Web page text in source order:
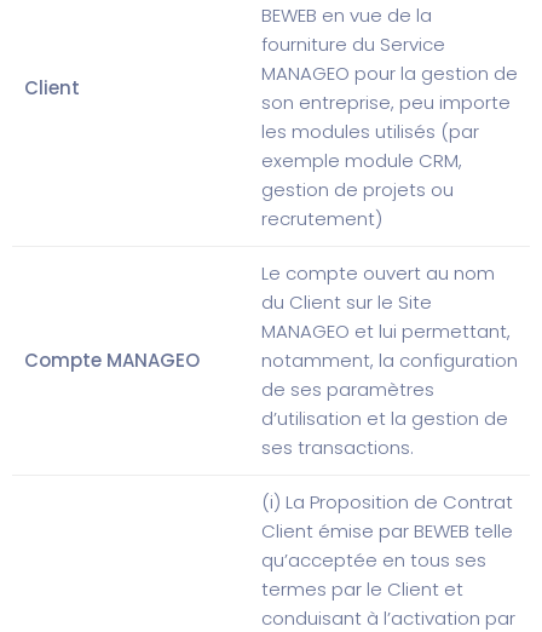
Client
BEWEB en vue de la
fourniture du Service
MANAGEO pour la gestion de
son entreprise, peu importe
les modules utilisés (par
exemple module CRM,
gestion de projets ou
recrutement)
Compte MANAGEO
Le compte ouvert au nom
du Client sur le Site
MANAGEO et lui permettant,
notamment, la configuration
de ses paramètres
d’utilisation et la gestion de
ses transactions.
(i) La Proposition de Contrat
Client émise par BEWEB telle
qu’acceptée en tous ses
termes par le Client et
conduisant à l’activation par